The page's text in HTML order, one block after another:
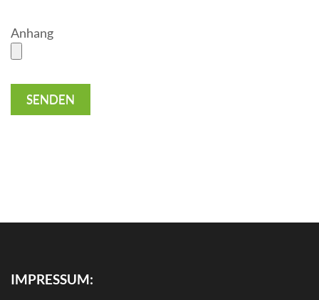
Anhang
IMPRESSUM: